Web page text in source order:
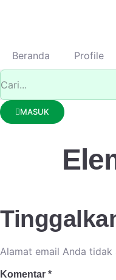
Beranda Profile
MASUK
Alamat email Anda
Komentar *